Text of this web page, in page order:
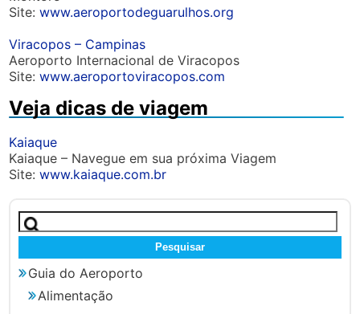
Site:www.aeroportodeguarulhos.org
Viracopos – Campinas
Aeroporto Internacional de Viracopos
Site:www.aeroportoviracopos.com
Veja dicas de viagem
Kaiaque
Kaiaque – Navegue em sua próxima Viagem
Site:www.kaiaque.com.br
Pesquisar
por:
Guia do Aeroporto
Alimentação